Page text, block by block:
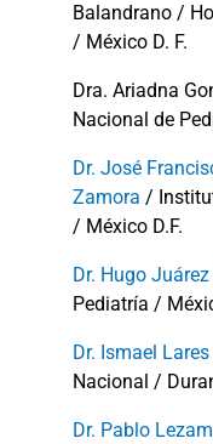
Balandrano /
/ México D. F.
Dra. Ariadna
Nacional de
Dr. José
Zamora /
/ México D.F.
Dr. Hugo
Pediatría /
Dr. Ismael
Nacional /
Dr. Pablo